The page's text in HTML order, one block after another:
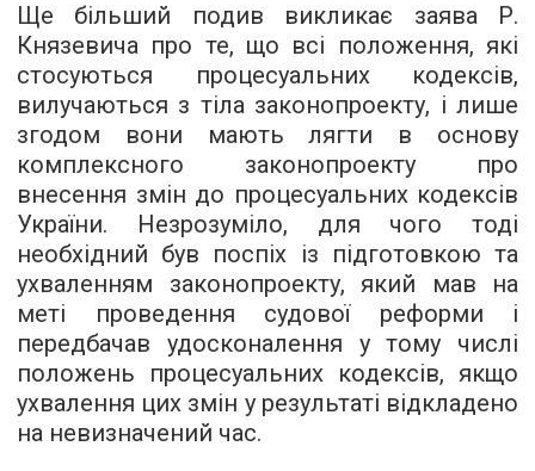
Ще більший подив викликає заява Р.
Князевича про те, що всі положення, які
стосуються процесуальних кодексів,
вилучаються з тіла законопроекту, і лише
згодом вони мають лягти в основу
комплексного законопроекту про
внесення змін до процесуальних кодексів
України. Незрозуміло, для чого тоді
необхідний був поспіх із підготовкою та
ухваленням законопроекту, який мав на
меті проведення судової реформи і
передбачав удосконалення у тому числі
положень процесуальних кодексів, якщо
ухвалення цих змін у результаті відкладено
на невизначений час.